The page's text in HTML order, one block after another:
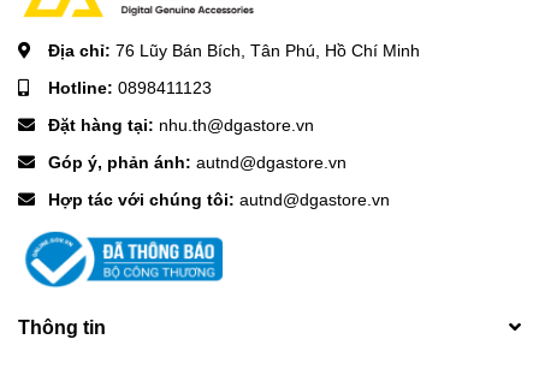
Địa chỉ: 76 Lũy Bán Bích, Tân Phú, Hồ Chí Minh
Hotline: 0898411123
Đặt hàng tại: nhu.th@dgastore.vn
Góp ý, phản ánh: autnd@dgastore.vn
Hợp tác với chúng tôi: autnd@dgastore.vn
Thông tin